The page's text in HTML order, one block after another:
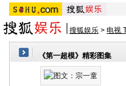
搜狐娱乐 > 电视
《第一超模》精彩图集